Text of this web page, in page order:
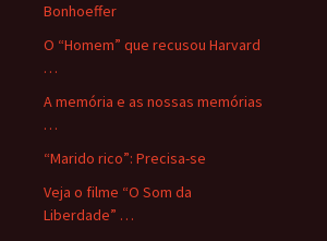
Bonhoeffer
O “Homem” que recusou Harvard
…
A memória e as nossas memórias
…
“Marido rico”: Precisa-se
Veja o filme “O Som da
Liberdade” …